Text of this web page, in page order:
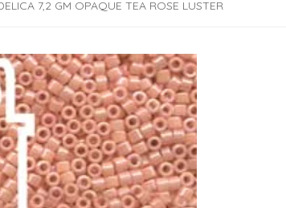
7,2 GM OPAQUE TEA ROSE LUSTER